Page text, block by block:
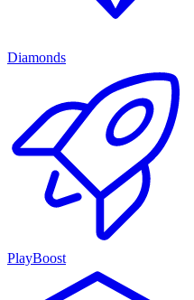
Diamonds
PlayBoost